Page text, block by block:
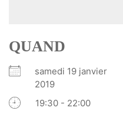
QUAND
samedi 19 janvier
2019
19:30 - 22:00